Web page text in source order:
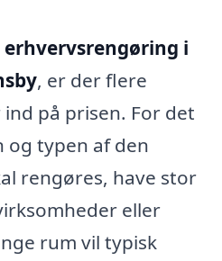
erhvervsrengøring i
, er der flere
på prisen. For det
og typen af den
rengøres, have stor
eller
rum vil typisk